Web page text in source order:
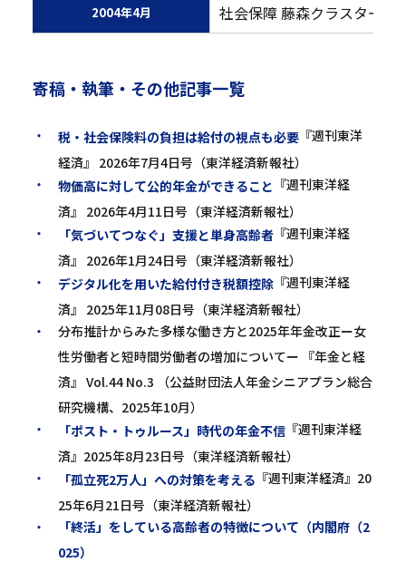
2004年4月 社会保障 藤森クラスター主
寄稿・執筆・その他記事一覧
税・社会保険料の負担は給付の視点も必要『週刊東洋
経済』 2026年7月4日号（東洋経済新報社）
物価高に対して公的年金ができること 『週刊東洋経
済』 2026年4月11日号（東洋経済新報社）
「気づいてつなぐ」支援と単身高齢者『週刊東洋経
済』 2026年1月24日号（東洋経済新報社）
デジタル化を用いた給付付き税額控除『週刊東洋経
済』 2025年11月08日号（東洋経済新報社）
分布推計からみた多様な働き方と2025年年金改正ー女
性労働者と短時間労働者の増加についてー 『年金と経
済』 Vol.44 No.3 （公益財団法人年金シニアプラン総合
研究機構、2025年10月）
「ポスト・トゥルース」時代の年金不信『週刊東洋経
済』2025年8月23日号（東洋経済新報社）
「孤立死2万人」への対策を考える 『週刊東洋経済』20
25年6月21日号（東洋経済新報社）
「終活」をしている高齢者の特徴について（内閣府（2
025）